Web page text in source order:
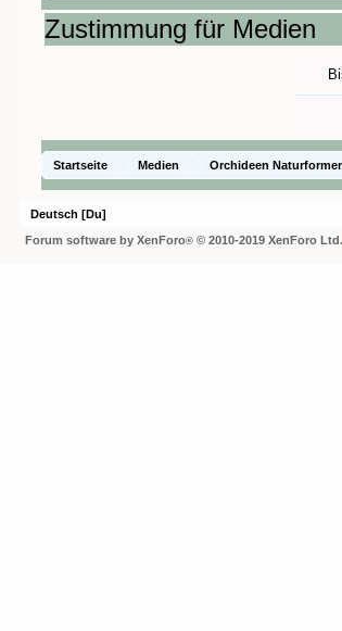
Zustimmung für Medien
Startseite Medien Orchideen
Deutsch [Du]
Forum software by XenForo® © 2010-2019 XenForo Ltd.